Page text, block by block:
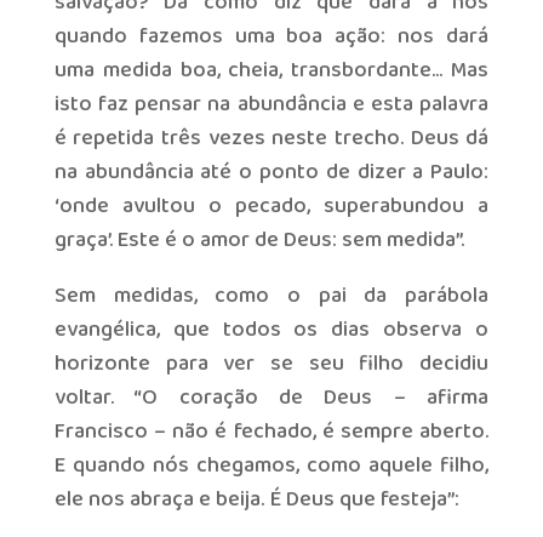
quando fazemos uma boa ação: nos dará
uma medida boa, cheia, transbordante… Mas
isto faz pensar na abundância e esta palavra
é repetida três vezes neste trecho. Deus dá
na abundância até o ponto de dizer a Paulo:
‘onde avultou o pecado, superabundou a
graça’. Este é o amor de Deus: sem medida”.
Sem medidas, como o pai da parábola
evangélica, que todos os dias observa o
horizonte para ver se seu filho decidiu
voltar. “O coração de Deus – afirma
Francisco – não é fechado, é sempre aberto.
E quando nós chegamos, como aquele filho,
ele nos abraça e beija. É Deus que festeja”: